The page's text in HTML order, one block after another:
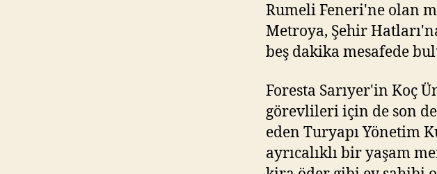
Rumeli Feneri'ne olan
Metroya, Şehir
beş dakika mesafede
Foresta Sarıyer'in Koç
görevlileri için de son
eden Turyapı Yönetim
ayrıcalıklı bir yaşam